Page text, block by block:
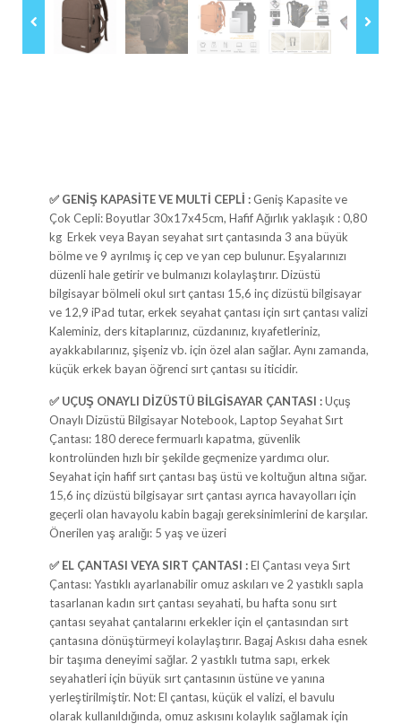
✅ GENİŞ KAPASİTE VE MULTİ CEPLİ :Geniş Kapasite ve
Çok Cepli: Boyutlar 30x17x45cm, Hafif Ağırlık yaklaşık : 0,80
kg Erkek veya Bayan seyahat sırt çantasında 3 ana büyük
bölme ve 9 ayrılmış iç cep ve yan cep bulunur. Eşyalarınızı
düzenli hale getirir ve bulmanızı kolaylaştırır. Dizüstü
bilgisayar bölmeli okul sırt çantası 15,6 inç dizüstü bilgisayar
ve 12,9 iPad tutar, erkek seyahat çantası için sırt çantası valizi
Kaleminiz, ders kitaplarınız, cüzdanınız, kıyafetleriniz,
ayakkabılarınız, şişeniz vb. için özel alan sağlar. Aynı zamanda,
küçük erkek bayan öğrenci sırt çantası su iticidir.
✅ UÇUŞ ONAYLI DİZÜSTÜ BİLGİSAYAR ÇANTASI :Uçuş
Onaylı Dizüstü Bilgisayar Notebook, Laptop Seyahat Sırt
Çantası: 180 derece fermuarlı kapatma, güvenlik
kontrolünden hızlı bir şekilde geçmenize yardımcı olur.
Seyahat için hafif sırt çantası baş üstü ve koltuğun altına sığar.
15,6 inç dizüstü bilgisayar sırt çantası ayrıca havayolları için
geçerli olan havayolu kabin bagajı gereksinimlerini de karşılar.
Önerilen yaş aralığı: 5 yaş ve üzeri
✅ EL ÇANTASI VEYA SIRT ÇANTASI :El Çantası veya Sırt
Çantası: Yastıklı ayarlanabilir omuz askıları ve 2 yastıklı sapla
tasarlanan kadın sırt çantası seyahati, bu hafta sonu sırt
çantası seyahat çantalarını erkekler için el çantasından sırt
çantasına dönüştürmeyi kolaylaştırır. Bagaj Askısı daha esnek
bir taşıma deneyimi sağlar. 2 yastıklı tutma sapı, erkek
seyahatleri için büyük sırt çantasının üstüne ve yanına
yerleştirilmiştir. Not: El çantası, küçük el valizi, el bavulu
olarak kullanıldığında, omuz askısını kolaylık sağlamak için